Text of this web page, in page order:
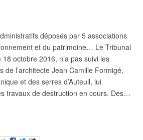
déposés par 5 associations
et du patrimoine… Le Tribunal
octobre 2016, n’a pas suivi les
de l’architecte Jean Camille Formigé,
et des serres d’Auteuil, lui
travaux de destruction en cours. Des…